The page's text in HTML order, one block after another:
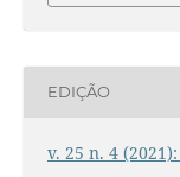
EDIÇÃO
v. 25 n. 4